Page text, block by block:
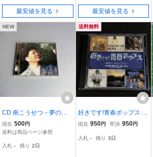
最安値を見る 最安値を見る
NEW
CD 南こうせつ－夢の彼
方へ
現在 500円
送料は商品ページ参照
入札 - 残り 2日
送料無料
好きです!青春ポップス ～
神田川、赤ちょうちん～
風、イルカ CD
現在 950円 即決 950円
入札 - 残り 3日